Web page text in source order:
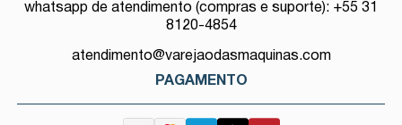
whatsapp de atendimento (compras e suporte): +55 31
8120-4854
atendimento@varejaodasmaquinas.com
PAGAMENTO